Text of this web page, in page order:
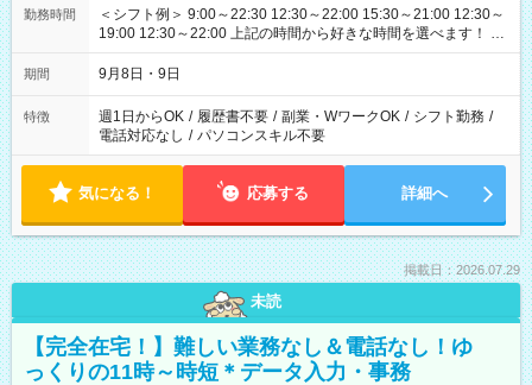
勤務時間
＜シフト例＞ 9:00～22:30 12:30～22:00 15:30～21:00 12:30～
19:00 12:30～22:00 上記の時間から好きな時間を選べます！ ※
時間は変更となる可能性があります
期間 9月8日・9日
特徴 週1日からOK / 履歴書不要 / 副業・WワークOK / シフト勤務 /
電話対応なし / パソコンスキル不要
気になる！ 応募する 詳細へ
掲載日：2026.07.29
未読
【完全在宅！】難しい業務なし＆電話なし！ゆ
っくりの11時～時短＊データ入力・事務